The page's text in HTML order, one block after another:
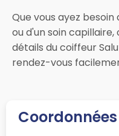
Que vous ayez
ou d'un soin
détails du coiffeur
rendez-vous
Coordonnées